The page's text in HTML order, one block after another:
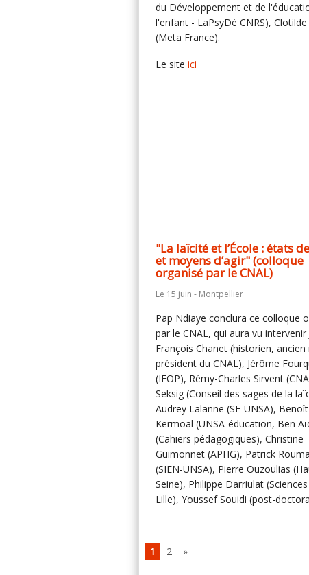
du Développement et de
l'enfant - LaPsyDé CNRS),
(Meta France).
Le site ici
"La laïcité et l’École : états
et moyens d’agir" (colloque
organisé par le CNAL)
Le 15 juin - Montpellier
Pap Ndiaye conclura ce colloque
par le CNAL, qui aura vu intervenir
François Chanet (historien, ancien
président du CNAL), Jérôme
(IFOP), Rémy-Charles Sirvent
Seksig (Conseil des sages de la
Audrey Lalanne (SE-UNSA), Benoît
Kermoal (UNSA-éducation, Ben
(Cahiers pédagogiques), Christine
Guimonnet (APHG), Patrick
(SIEN-UNSA), Pierre Ouzoulias
Seine), Philippe Darriulat
Lille), Youssef Souidi (post-
1 2 »